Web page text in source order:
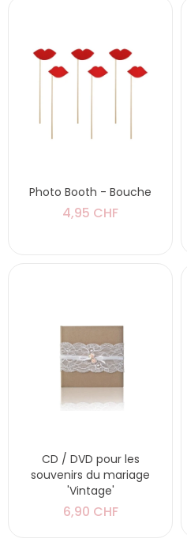
Photo Booth - Bouche
4,95 CHF
CD / DVD pour les
souvenirs du mariage
'Vintage'
6,90 CHF